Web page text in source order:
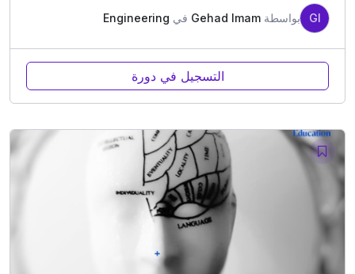
GI بواسطة Gehad Imam في Engineering
التسجيل في دورة